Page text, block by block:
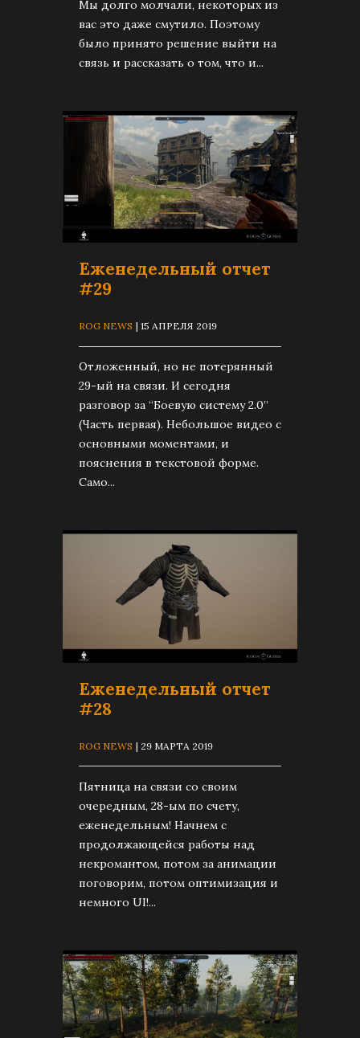
Мы долго молчали, некоторых из
вас это даже смутило. Поэтому
было принято решение выйти на
связь и рассказать о том, что и...
Еженедельный отчет
#29
ROG NEWS | 15 АПРЕЛЯ 2019
Отложенный, но не потерянный
29-ый на связи. И сегодня
разговор за “Боевую систему 2.0”
(Часть первая). Небольшое видео с
основными моментами, и
пояснения в текстовой форме.
Само...
Еженедельный отчет
#28
ROG NEWS | 29 МАРТА 2019
Пятница на связи со своим
очередным, 28-ым по счету,
еженедельным! Начнем с
продолжающейся работы над
некромантом, потом за анимации
поговорим, потом оптимизация и
немного UI!...